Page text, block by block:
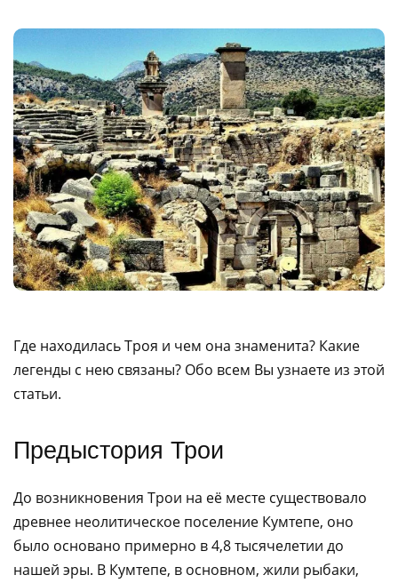
Где находилась Троя и чем она знаменита? Какие
легенды с нею связаны? Обо всем Вы узнаете из этой
статьи.
Предыстория Трои
До возникновения Трои на её месте существовало
древнее неолитическое поселение Кумтепе, оно
было основано примерно в 4,8 тысячелетии до
нашей эры. В Кумтепе, в основном, жили рыбаки,